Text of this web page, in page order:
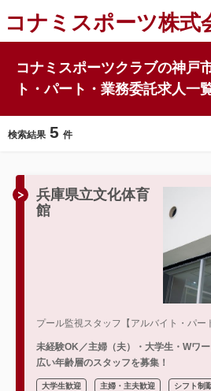
コナミスポーツ株式
コナミスポーツクラブの神戸
ト・パート・業務委託求人一
検索結果 5 件
兵庫県立文化体育
館
プール監視スタッフ【アルバイト・パー
未経験OK／主婦（夫）・大学生・Wワ
広い年齢層のスタッフを募集！
大学生歓迎 主婦・主夫歓迎 シフト制